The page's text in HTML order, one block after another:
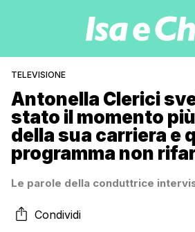
TELEVISIONE
Antonella Clerici
stato il momento
della sua carriera e
programma non
Le parole della conduttrice
Condividi